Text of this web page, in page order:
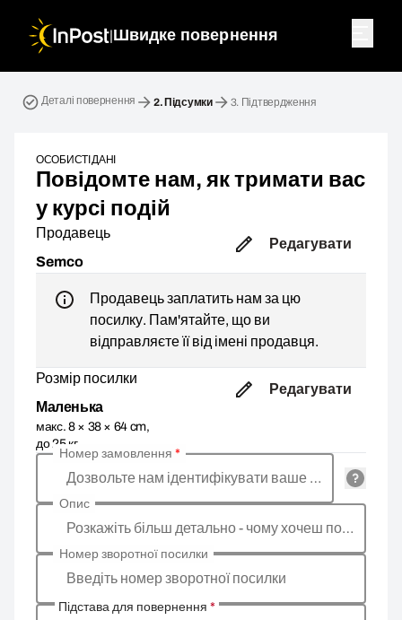
| Швидке повернення
Деталі повернення 2. Підсумки 3. Підтвердження
ОСОБИСТІ ДАНІ
Повідомте нам, як тримати вас
у курсі подій
Продавець
Semco
Редагувати
Продавець заплатить нам за цю
посилку. Пам'ятайте, що ви
відправляєте її від імені продавця.
Розмір посилки
Маленька
макс. 8 × 38 × 64 cm,
до 25 кг
Редагувати
Дозвольте нам ідентифікувати ваше замовлення
Номер замовлення *
Розкажіть більш детально - чому хочеш повернути товар, яка причина?
Опис
Введіть номер зворотної посилки
Номер зворотної посилки
Підстава для повернення *